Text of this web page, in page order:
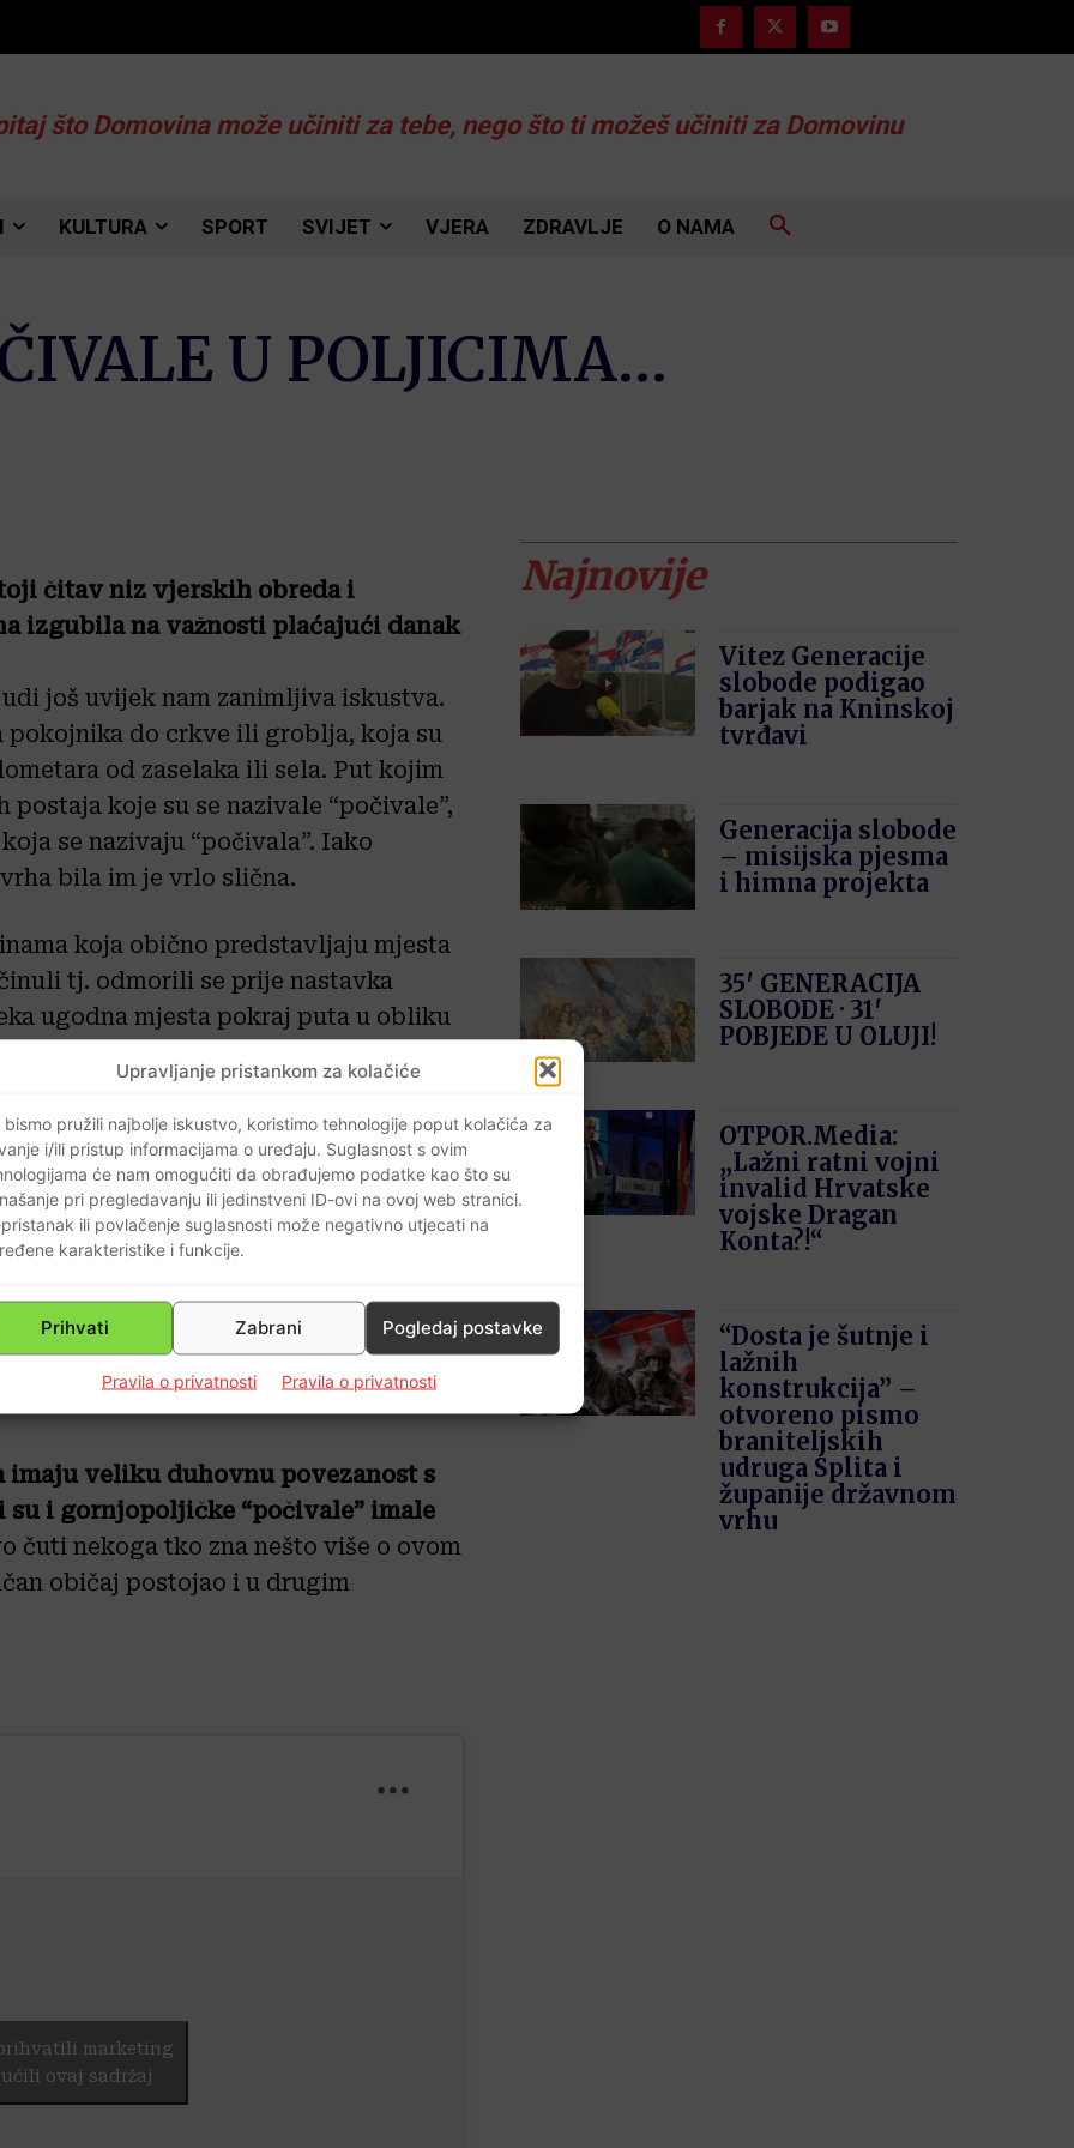
Upravljanje pristankom za kolačiće
bismo pružili najbolje iskustvo, koristimo tehnologije poput kolačića za
i/ili pristup informacijama o uređaju. Suglasnost s ovim
će nam omogućiti da obrađujemo podatke kao što su
pri pregledavanju ili jedinstveni ID-ovi na ovoj web stranici.
ili povlačenje suglasnosti može negativno utjecati na
karakteristike i funkcije.
Prihvati Zabrani Pogledaj postavke
Pravila o privatnosti Pravila o privatnosti
što Domovina može učiniti za tebe, nego što ti možeš učiniti za Domovinu
KULTURA SPORT SVIJET VJERA ZDRAVLJE O NAMA
U POLJICIMA…
čitav niz vjerskih obreda i
izgubila na važnosti plaćajući danak
još uvijek nam zanimljiva iskustva.
pokojnika do crkve ili groblja, koja su
od zaselaka ili sela. Put kojim
koje su se nazivale “počivale”,
se nazivaju “počivala”. Iako
bila im je vrlo slična.
koja obično predstavljaju mjesta
tj. odmorili se prije nastavka
ugodna mjesta pokraj puta u obliku
druge svrhe osim da pruže
mjesta na kojima bi tijelo
na ovome svijetu. Ako je razdaljina
našla i do tri takva odmorišta.
na način da bi se postavila kamena
koju bi se položilo tijelo mrca prije
postoji i u vrletima Velebita, samo
su kao nematerijalno kulturno
veliku duhovnu povezanost s
i gornjopoljičke “počivale” imale
čuti nekoga tko zna nešto više o ovom
običaj postojao i u drugim
marketing
ovaj sadržaj
Najnovije
Vitez Generacije
slobode podigao
barjak na Kninskoj
tvrđavi
Generacija slobode
– misijska pjesma
i himna projekta
35′ GENERACIJA
SLOBODE · 31′
POBJEDE U OLUJI!
OTPOR.Media:
„Lažni ratni vojni
invalid Hrvatske
vojske Dragan
Konta?!“
“Dosta je šutnje i
lažnih
konstrukcija” –
otvoreno pismo
braniteljskih
udruga Splita i
županije državnom
vrhu